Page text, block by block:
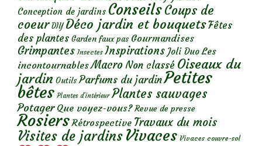
Conception de jardins ConseilsCoups de
coeur DIY Déco jardin et bouquetsFêtes
des plantes Garden faux pas Gourmandises
Grimpantes Insectes Inspirations Joli Duo Les
incontournables Macro Non classé Oiseaux du
jardin Outils Parfums du jardinPetites
bêtes Plantes d’intérieur Plantes sauvages
Potager Que voyez-vous? Revue de presse
Rosiers Rétrospective Travaux du mois
Visites de jardins Vivaces Vivaces couvre-sol